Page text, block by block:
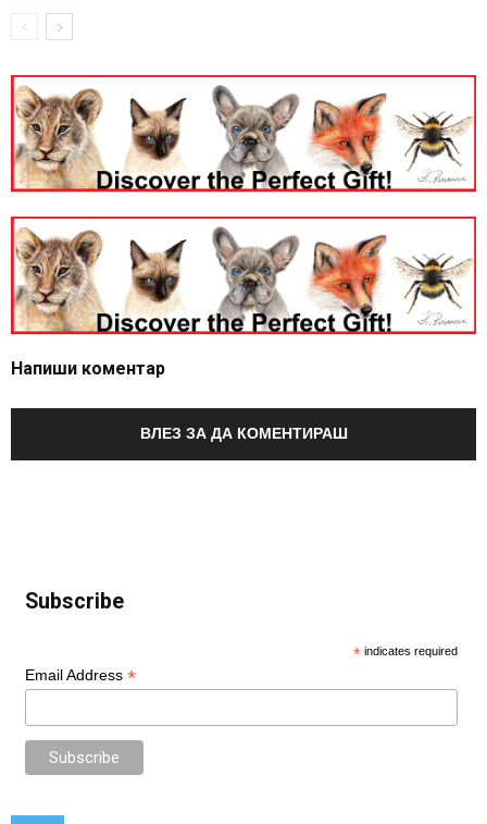
Напиши коментар
ВЛЕЗ ЗА ДА КОМЕНТИРАШ
Subscribe
* indicates required
Email Address *